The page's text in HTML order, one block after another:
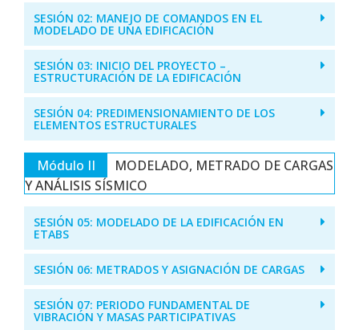
SESIÓN 02: MANEJO DE COMANDOS EN EL
MODELADO DE UNA EDIFICACIÓN
SESIÓN 03: INICIO DEL PROYECTO –
ESTRUCTURACIÓN DE LA EDIFICACIÓN
SESIÓN 04: PREDIMENSIONAMIENTO DE LOS
ELEMENTOS ESTRUCTURALES
Módulo II
MODELADO, METRADO DE CARGAS
Y ANÁLISIS SÍSMICO
SESIÓN 05: MODELADO DE LA EDIFICACIÓN EN
ETABS
SESIÓN 06: METRADOS Y ASIGNACIÓN DE CARGAS
SESIÓN 07: PERIODO FUNDAMENTAL DE
VIBRACIÓN Y MASAS PARTICIPATIVAS